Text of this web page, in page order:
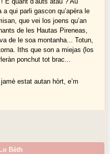
qui parli gascon qu’apèra le
que vei los joens qu’an
de les Hautas Pireneas,
de le soa montanha... Totun,
Iths que son a miejas (los
ponchut tot brac...
jamè estat autan hòrt, e’m
Lo Bèth